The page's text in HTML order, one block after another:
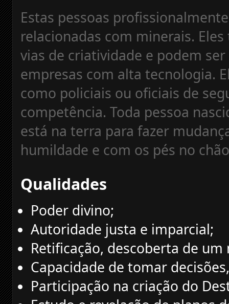
Estas pessoas
relacionadas com minerais.
vias de criatividade e podem
empresas com alta tecnologia.
como policiais ou oficiais de
competência. Toda pessoa
está na terra para fazer
humildade e com os pés no
Qualidades
Poder divino;
Autoridade justa e imparcial;
Retificação, descoberta de um
Capacidade de tomar
Participação na criação do